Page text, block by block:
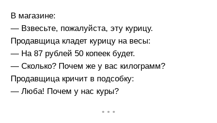
В магазине:
— Взвесьте, пожалуйста, эту курицу.
Продавщица кладет курицу на весы:
— На 87 рублей 50 копеек будет.
— Сколько? Почем же у вас килограмм?
Продавщица кричит в подсобку:
— Люба! Почем у нас куры?
• • •